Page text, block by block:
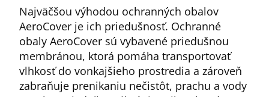
Najväčšou výhodou ochranných obalov
AeroCover je ich priedušnosť. Ochranné
obaly AeroCover sú vybavené priedušnou
membránou, ktorá pomáha transportovať
vlhkosť do vonkajšieho prostredia a zároveň
zabraňuje prenikaniu nečistôt, prachu a vody